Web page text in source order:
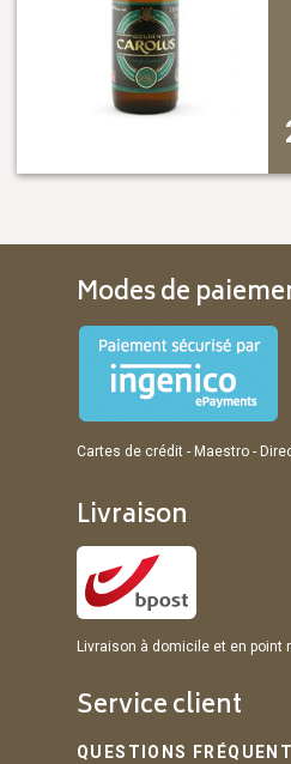
Modes de
Cartes de crédit - Maestro -
Livraison
Livraison à domicile et en point
Service client
QUESTIONS